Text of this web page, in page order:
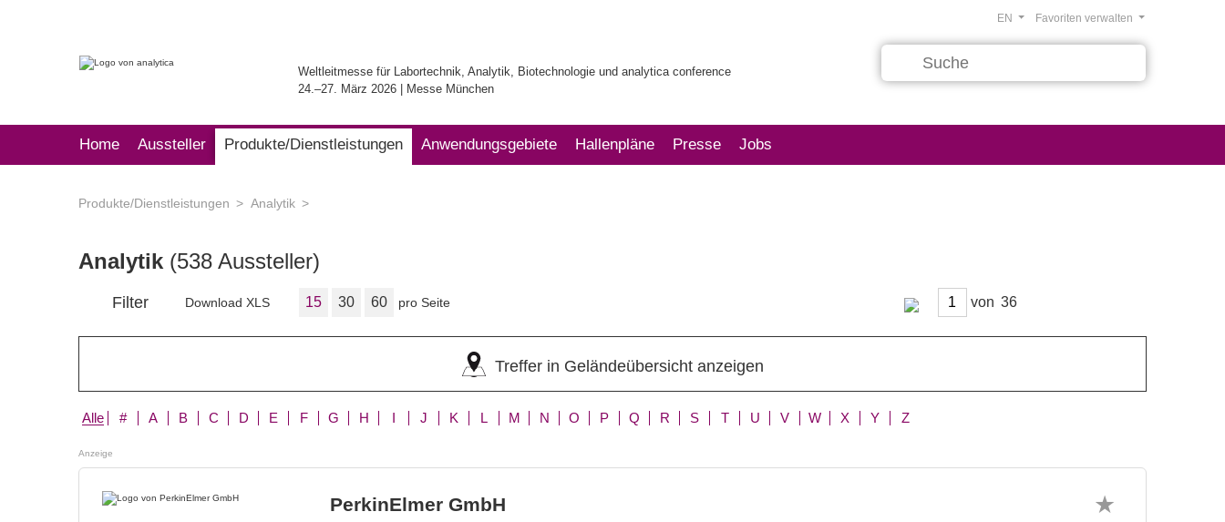
Weltleitmesse für Labortechnik, Analytik, Biotechnologie und analytica conference
24.–27. März 2026 | Messe München
Favoriten verwalten
EN
Home Aussteller Produkte/Dienstleistungen Anwendungsgebiete Hallenpläne Presse Jobs
Produkte/Dienstleistungen Analytik
Analytik (538 Aussteller)
Filter Download XLS 15 30 60 pro Seite von
Treffer in Geländeübersicht anzeigen
Alle # A B C D E F G H I J K L M N O P Q R S T U V W X Y Z
Anzeige
PerkinElmer GmbH